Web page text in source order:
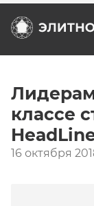
классе
16 октября